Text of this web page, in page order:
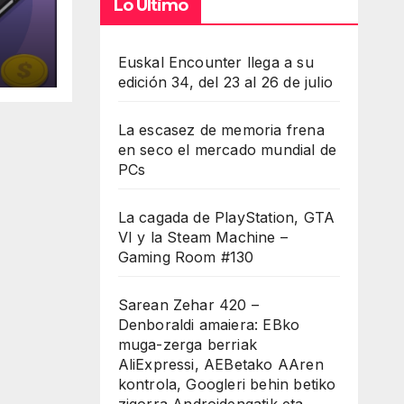
Lo Último
Euskal Encounter llega a su
edición 34, del 23 al 26 de julio
La escasez de memoria frena
en seco el mercado mundial de
PCs
La cagada de PlayStation, GTA
VI y la Steam Machine –
Gaming Room #130
Sarean Zehar 420 –
Denboraldi amaiera: EBko
muga-zerga berriak
AliExpressi, AEBetako AAren
kontrola, Googleri behin betiko